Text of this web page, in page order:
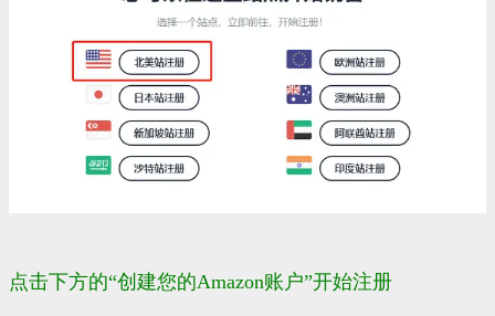
点击下方的“创建您的Amazon账户”开始注册